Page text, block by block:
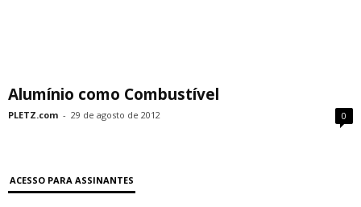
Alumínio como Combustível
PLETZ.com - 29 de agosto de 2012 0
ACESSO PARA ASSINANTES